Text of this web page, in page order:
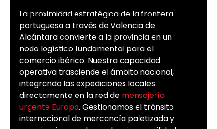
La proximidad estratégica de la frontera
portuguesa a través de Valencia de
Alcántara convierte a la provincia en un
nodo logístico fundamental para el
comercio ibérico. Nuestra capacidad
operativa trasciende el ámbito nacional,
integrando las expediciones locales
directamente en la red de mensajería
urgente Europa. Gestionamos el tránsito
internacional de mercancía paletizada y